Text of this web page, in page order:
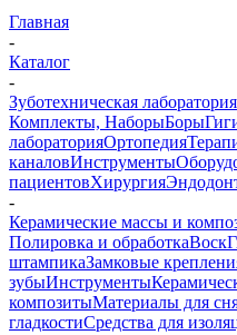
Главная
-
Каталог
-
Зуботехническая лаборатория
Комплекты, НаборыБоры
лабораторияОртопедия
каналовИнструменты
пациентовХирургия
-
Керамические массы и
Полировка и обработкаВоск
штампикаЗамковые
зубыИнструменты
композитыМатериалы для
гладкостиСредства для